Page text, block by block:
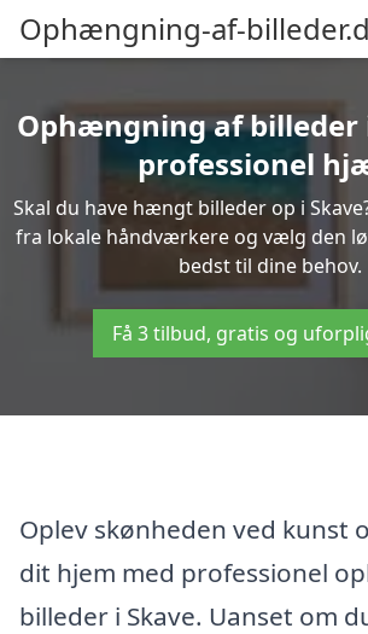
Ophængning-af-
Ophængning af billeder
professionel
Skal du have hængt billeder op i
fra lokale håndværkere og vælg den
bedst til dine behov.
Få 3 tilbud, gratis og
Oplev skønheden ved kunst
dit hjem med professionel
billeder i Skave. Uanset om